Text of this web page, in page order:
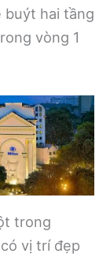
buýt hai tầng
vòng 1
trong
vị trí đẹp